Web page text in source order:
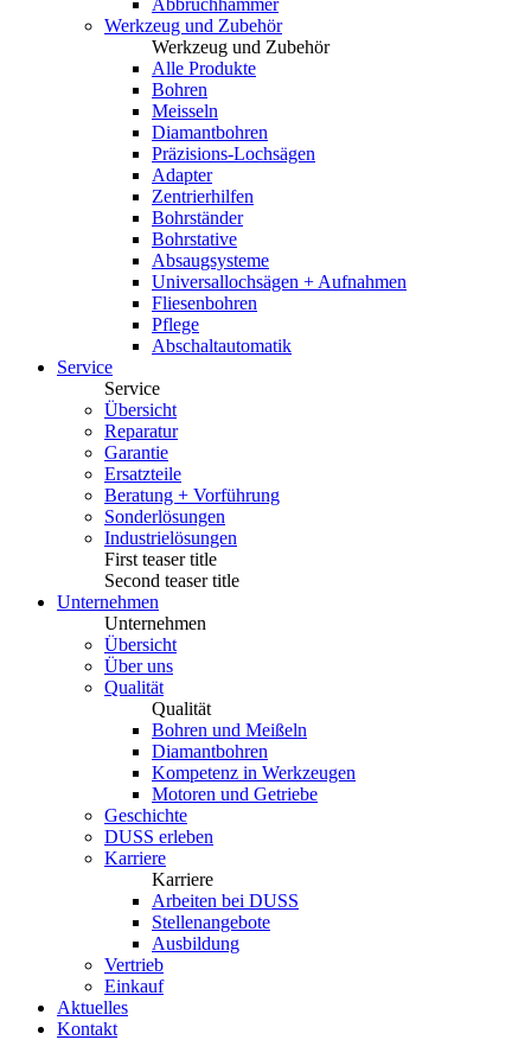
Abbruchhämmer
Werkzeug und Zubehör
Werkzeug und Zubehör
Alle Produkte
Bohren
Meisseln
Diamantbohren
Präzisions-Lochsägen
Adapter
Zentrierhilfen
Bohrständer
Bohrstative
Absaugsysteme
Universallochsägen + Aufnahmen
Fliesenbohren
Pflege
Abschaltautomatik
Service
Service
Übersicht
Reparatur
Garantie
Ersatzteile
Beratung + Vorführung
Sonderlösungen
Industrielösungen
First teaser title
Second teaser title
Unternehmen
Unternehmen
Übersicht
Über uns
Qualität
Qualität
Bohren und Meißeln
Diamantbohren
Kompetenz in Werkzeugen
Motoren und Getriebe
Geschichte
DUSS erleben
Karriere
Karriere
Arbeiten bei DUSS
Stellenangebote
Ausbildung
Vertrieb
Einkauf
Aktuelles
Kontakt